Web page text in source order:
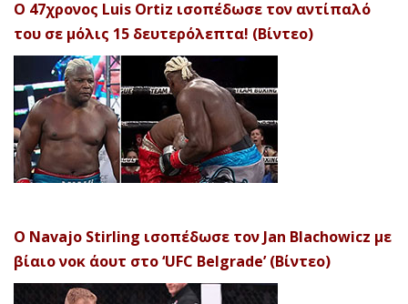
Ο 47χρονος Luis Ortiz ισοπέδωσε τον αντίπαλό
του σε μόλις 15 δευτερόλεπτα! (Βίντεο)
Ο Navajo Stirling ισοπέδωσε τον Jan Blachowicz με
βίαιο νοκ άουτ στο ‘UFC Belgrade’ (Βίντεο)